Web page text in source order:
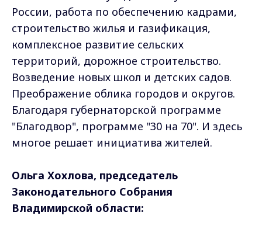
России, работа по обеспечению кадрами,
строительство жилья и газификация,
комплексное развитие сельских
территорий, дорожное строительство.
Возведение новых школ и детских садов.
Преображение облика городов и округов.
Благодаря губернаторской программе
"Благодвор", программе "30 на 70". И здесь
многое решает инициатива жителей.
Ольга Хохлова, председатель
Законодательного Собрания
Владимирской области: